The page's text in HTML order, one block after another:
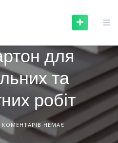
для
та
робіт
КОМЕНТАРІВ НЕМАЄ